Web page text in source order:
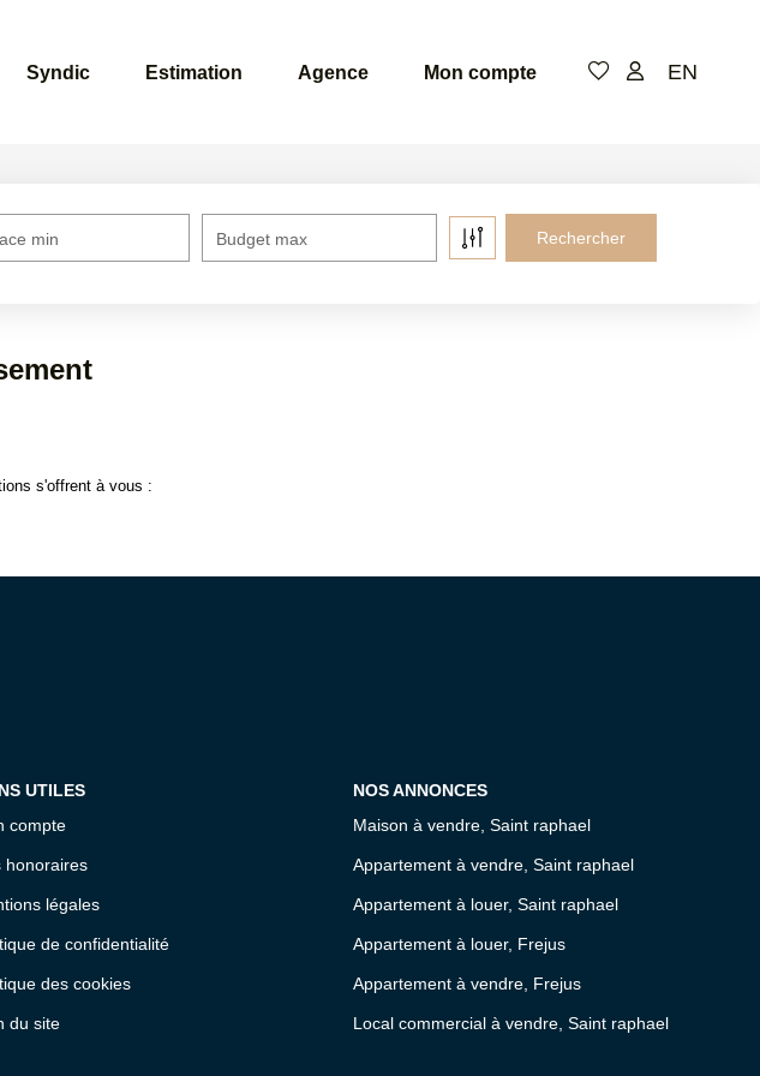
Syndic Estimation Agence Mon compte EN
min Budget max
s'offrent à vous :
UTILES
compte
honoraires
légales
de confidentialité
des cookies
du site
NOS ANNONCES
Maison à vendre, Saint raphael
Appartement à vendre, Saint raphael
Appartement à louer, Saint raphael
Appartement à louer, Frejus
Appartement à vendre, Frejus
Local commercial à vendre, Saint raphael